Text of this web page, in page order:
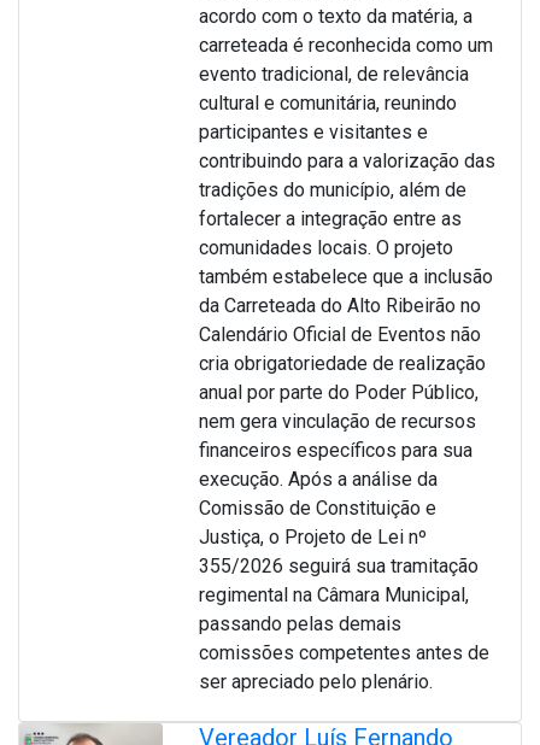
acordo com o texto da matéria, a
carreteada é reconhecida como um
evento tradicional, de relevância
cultural e comunitária, reunindo
participantes e visitantes e
contribuindo para a valorização das
tradições do município, além de
fortalecer a integração entre as
comunidades locais. O projeto
também estabelece que a inclusão
da Carreteada do Alto Ribeirão no
Calendário Oficial de Eventos não
cria obrigatoriedade de realização
anual por parte do Poder Público,
nem gera vinculação de recursos
financeiros específicos para sua
execução. Após a análise da
Comissão de Constituição e
Justiça, o Projeto de Lei nº
355/2026 seguirá sua tramitação
regimental na Câmara Municipal,
passando pelas demais
comissões competentes antes de
ser apreciado pelo plenário.
Vereador Luís Fernando